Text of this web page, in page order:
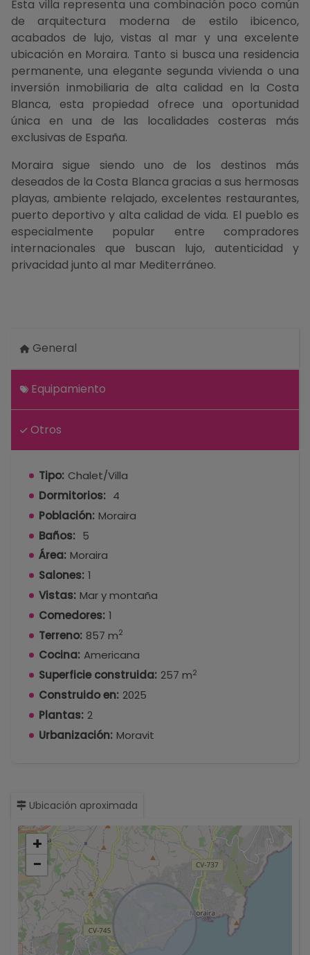
Esta villa representa una combinación poco común
de arquitectura moderna de estilo ibicenco,
acabados de lujo, vistas al mar y una excelente
ubicación en Moraira. Tanto si busca una residencia
permanente, una elegante segunda vivienda o una
inversión inmobiliaria de alta calidad en la Costa
Blanca, esta propiedad ofrece una oportunidad
única en una de las localidades costeras más
exclusivas de España.
Moraira sigue siendo uno de los destinos más
deseados de la Costa Blanca gracias a sus hermosas
playas, ambiente relajado, excelentes restaurantes,
puerto deportivo y alta calidad de vida. El pueblo es
especialmente popular entre compradores
internacionales que buscan lujo, autenticidad y
privacidad junto al mar Mediterráneo.
General
Equipamiento
Otros
Tipo: Chalet/Villa
Dormitorios: 4
Población: Moraira
Baños: 5
Área: Moraira
Salones: 1
Vistas: Mar y montaña
Comedores: 1
Terreno: 857 m2
Cocina: Americana
Superficie construida: 257 m2
Construido en: 2025
Plantas: 2
Urbanización: Moravit
Ubicación aproximada
+
−